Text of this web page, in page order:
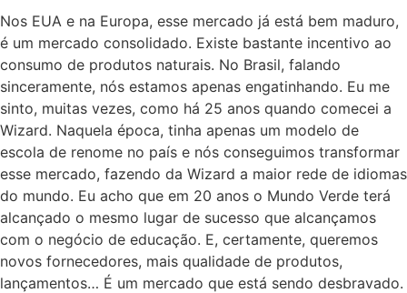
Nos EUA e na Europa, esse mercado já está bem maduro,
é um mercado consolidado. Existe bastante incentivo ao
consumo de produtos naturais. No Brasil, falando
sinceramente, nós estamos apenas engatinhando. Eu me
sinto, muitas vezes, como há 25 anos quando comecei a
Wizard. Naquela época, tinha apenas um modelo de
escola de renome no país e nós conseguimos transformar
esse mercado, fazendo da Wizard a maior rede de idiomas
do mundo. Eu acho que em 20 anos o Mundo Verde terá
alcançado o mesmo lugar de sucesso que alcançamos
com o negócio de educação. E, certamente, queremos
novos fornecedores, mais qualidade de produtos,
lançamentos… É um mercado que está sendo desbravado.